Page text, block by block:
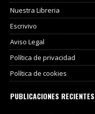
Nuestra Libreria
Escrivivo
Aviso Legal
Política de privacidad
Política de cookies
PUBLICACIONES RECIENTES